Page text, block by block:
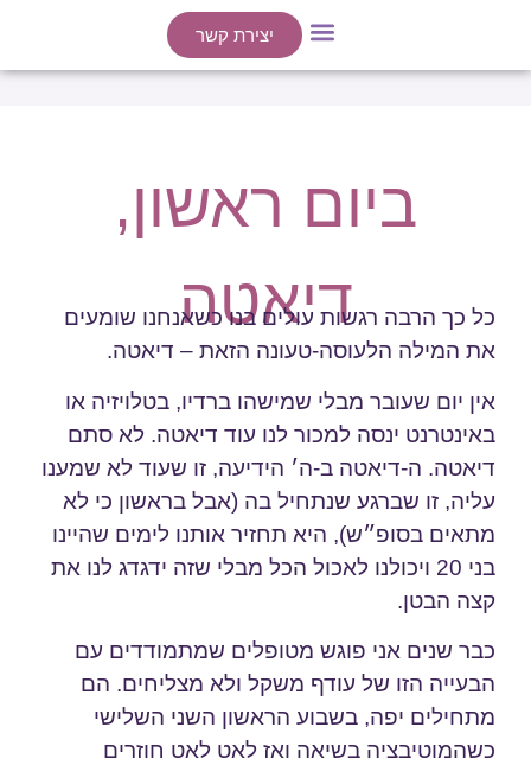
יצירת קשר
ביום ראשון,
דיאטה
כל כך הרבה רגשות עולים בנו כשאנחנו שומעים
את המילה הלעוסה-טעונה הזאת – דיאטה.
אין יום שעובר מבלי שמישהו ברדיו, בטלויזיה או
באינטרנט ינסה למכור לנו עוד דיאטה. לא סתם
דיאטה. ה-דיאטה ב-ה׳ הידיעה, זו שעוד לא שמענו
עליה, זו שברגע שנתחיל בה (אבל בראשון כי לא
מתאים בסופ״ש), היא תחזיר אותנו לימים שהיינו
בני 20 ויכולנו לאכול הכל מבלי שזה ידגדג לנו את
קצה הבטן.
כבר שנים אני פוגש מטופלים שמתמודדים עם
הבעייה הזו של עודף משקל ולא מצליחים. הם
מתחילים יפה, בשבוע הראשון השני השלישי
כשהמוטיבציה בשיאה ואז לאט לאט חוזרים